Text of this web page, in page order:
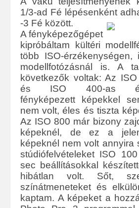
1/3-ad Fé lépésenként
-3 Fé között.
A fényképezőgépet
kipróbáltam kültéri
több ISO-érzékenységen,
modellfotózásnál is. A
következők voltak: Az
és ISO 400-as
fényképezett képekkel
nem volt, éles és tiszta
Az ISO 800 már bizony
képeknél, de ez a
képeknél nem volt annyira
stúdiófelvételeket ISO
sec beállításokkal
hibátlan volt. Sőt,
színátmeneteket és
kaptam. A képeket a